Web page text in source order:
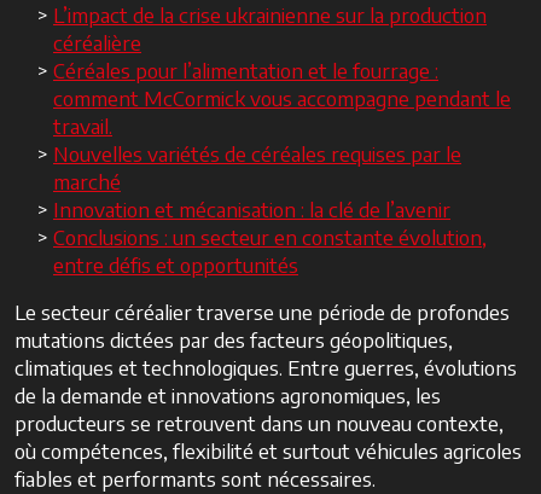
L’impact de la crise ukrainienne sur la production
céréalière
Céréales pour l’alimentation et le fourrage :
comment McCormick vous accompagne pendant le
travail.
Nouvelles variétés de céréales requises par le
marché
Innovation et mécanisation : la clé de l’avenir
Conclusions : un secteur en constante évolution,
entre défis et opportunités
Le secteur céréalier traverse une période de profondes
mutations dictées par des facteurs géopolitiques,
climatiques et technologiques. Entre guerres, évolutions
de la demande et innovations agronomiques, les
producteurs se retrouvent dans un nouveau contexte,
où compétences, flexibilité et surtout véhicules agricoles
fiables et performants sont nécessaires.